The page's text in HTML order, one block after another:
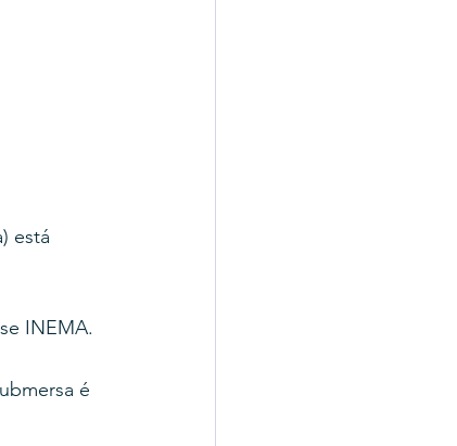
está
INEMA.
é